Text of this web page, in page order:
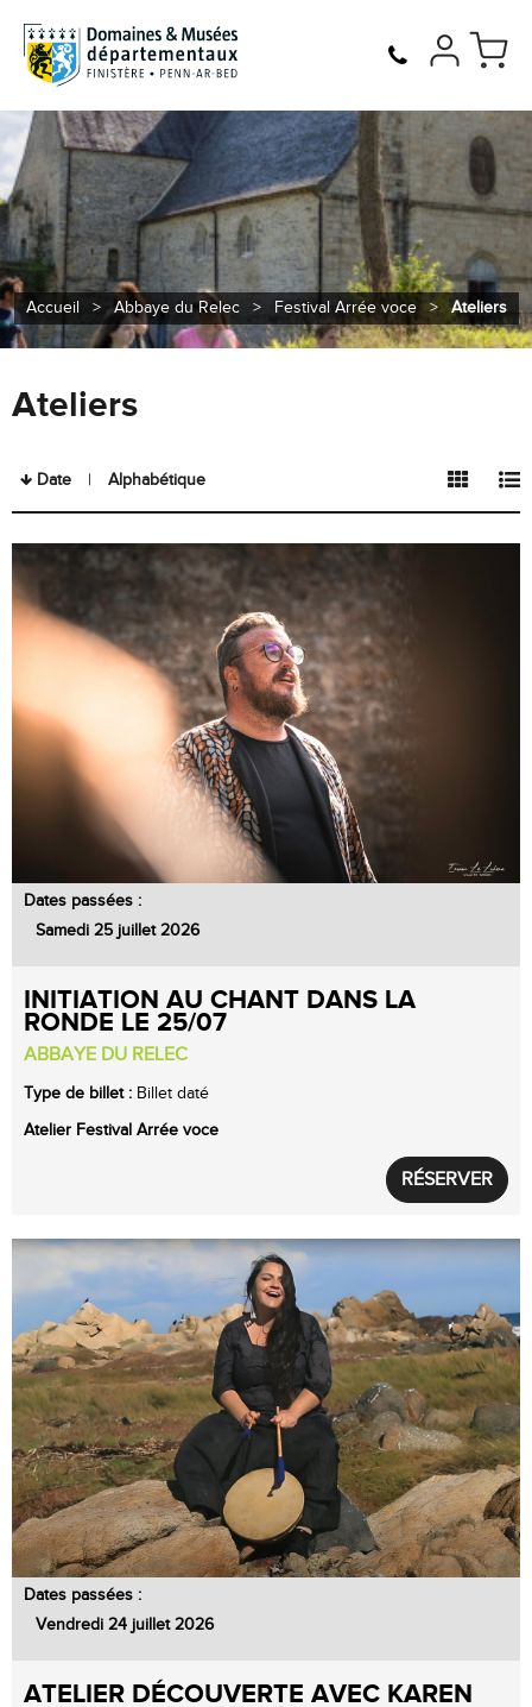
Accueil > Abbaye du Relec > Festival Arrée voce > Ateliers
Ateliers
Date Alphabétique
Dates passées :
Samedi 25 juillet 2026
INITIATION AU CHANT DANS LA
RONDE LE 25/07
ABBAYE DU RELEC
Type de billet : Billet daté
Atelier Festival Arrée voce
RÉSERVER
Dates passées :
Vendredi 24 juillet 2026
ATELIER DÉCOUVERTE AVEC KAREN